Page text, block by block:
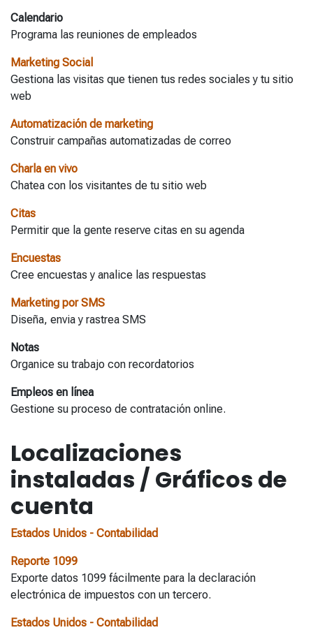
Calendario
Programa las reuniones de empleados
Marketing Social
Gestiona las visitas que tienen tus redes sociales y tu sitio
web
Automatización de marketing
Construir campañas automatizadas de correo
Charla en vivo
Chatea con los visitantes de tu sitio web
Citas
Permitir que la gente reserve citas en su agenda
Encuestas
Cree encuestas y analice las respuestas
Marketing por SMS
Diseña, envia y rastrea SMS
Notas
Organice su trabajo con recordatorios
Empleos en línea
Gestione su proceso de contratación online.
Localizaciones
instaladas / Gráficos de
cuenta
Estados Unidos - Contabilidad
Reporte 1099
Exporte datos 1099 fácilmente para la declaración
electrónica de impuestos con un tercero.
Estados Unidos - Contabilidad